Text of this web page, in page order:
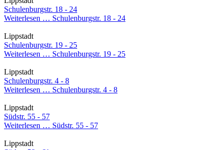
Schulenburgstr. 18 - 24
Weiterlesen … Schulenburgstr. 18 - 24
Lippstadt
Schulenburgstr. 19 - 25
Weiterlesen … Schulenburgstr. 19 - 25
Lippstadt
Schulenburgstr. 4 - 8
Weiterlesen … Schulenburgstr. 4 - 8
Lippstadt
Südstr. 55 - 57
Weiterlesen … Südstr. 55 - 57
Lippstadt